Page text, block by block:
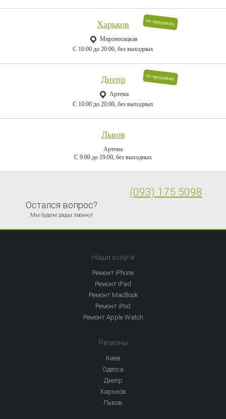
по предзаказу
Харьков
Мироносицкая
C 10:00 до 20:00, без выходных
по предзаказу
Днепр
Артема
C 10:00 до 20:00, без выходных
Львов
Артема
C 9:00 до 19:00, без выходных
Остался вопрос?
Мы будем рады звонку!
(093) 175 5098
Наши услуги
Ремонт iPhone
Ремонт iPad
Ремонт MacBook
Ремонт iPod
Ремонт Apple Watch
Регионы
Киев
Одесса
Днепр
Харьков
Львов